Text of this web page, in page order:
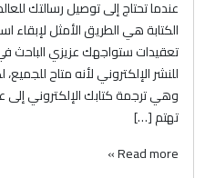
عندما تحتاج إلى توصيل رسالتك
الكتابة هي الطريق الأمثل لإبقاء
تعقيدات ستواجهك عزيزي الباحث
للنشر الإلكتروني لأنه متاح
وهي ترجمة كتابك الإلكتروني
تهتم […]
Read more »